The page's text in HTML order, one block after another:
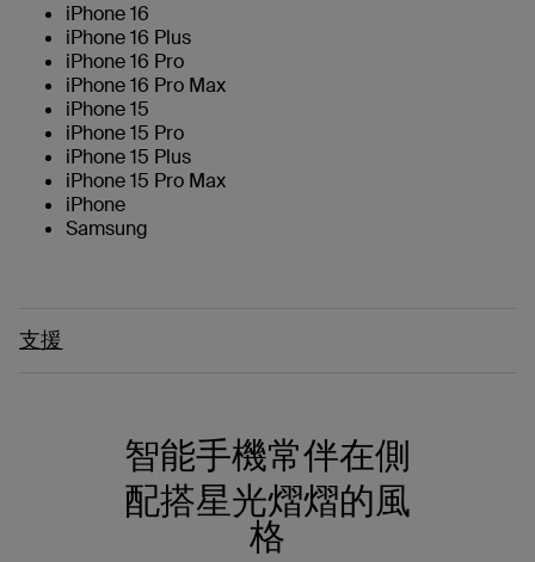
iPhone 16
iPhone 16 Plus
iPhone 16 Pro
iPhone 16 Pro Max
iPhone 15
iPhone 15 Pro
iPhone 15 Plus
iPhone 15 Pro Max
iPhone
Samsung
支援
智能手機常伴在側
配搭星光熠熠的風
格